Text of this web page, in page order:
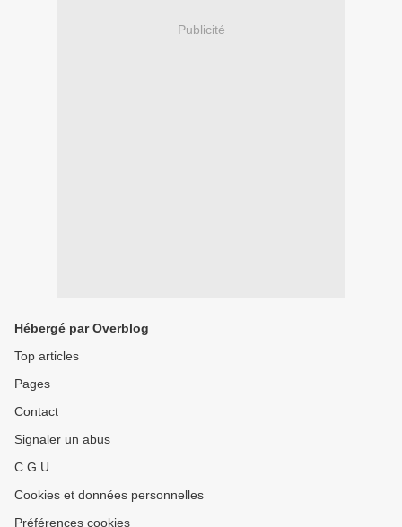
Publicité
Hébergé par Overblog
Top articles
Pages
Contact
Signaler un abus
C.G.U.
Cookies et données personnelles
Préférences cookies